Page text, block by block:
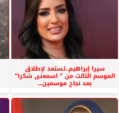
سيرا إبراهيم..تستعد لإطلاق
الموسم الثالث من ” اسمعنى شكرا”
بعد نجاح موسمين...